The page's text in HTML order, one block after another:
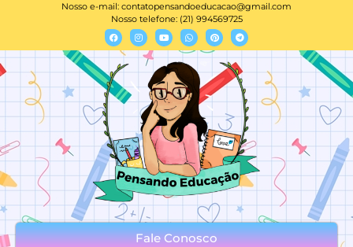
Nosso e-mail: contatopensandoeducacao@gmail.com
Nosso telefone: (21) 994569725
Fale Conosco